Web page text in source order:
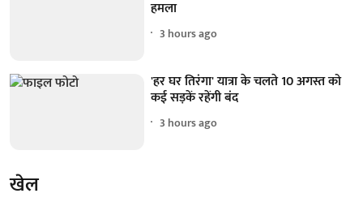
हमला
3 hours ago
'हर घर तिरंगा' यात्रा के चलते 10 अगस्त को
कई सड़कें रहेंगी बंद
3 hours ago
खेल